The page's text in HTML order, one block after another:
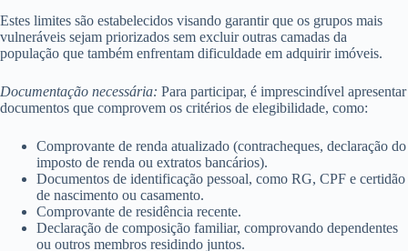
Estes limites são estabelecidos visando garantir que os grupos mais
vulneráveis sejam priorizados sem excluir outras camadas da
população que também enfrentam dificuldade em adquirir imóveis.
Documentação necessária: Para participar, é imprescindível apresentar
documentos que comprovem os critérios de elegibilidade, como:
Comprovante de renda atualizado (contracheques, declaração do
imposto de renda ou extratos bancários).
Documentos de identificação pessoal, como RG, CPF e certidão
de nascimento ou casamento.
Comprovante de residência recente.
Declaração de composição familiar, comprovando dependentes
ou outros membros residindo juntos.